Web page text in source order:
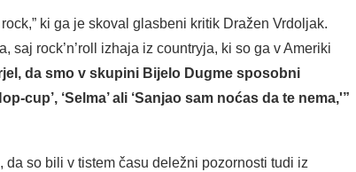
ki ga je skoval glasbeni kritik Dražen Vrdoljak.
rock’n’roll izhaja iz countryja, ki so ga v Ameriki
da smo v skupini Bijelo Dugme sposobni
cup’, ‘Selma’ ali ‘Sanjao sam noćas da te nema,'”
so bili v tistem času deležni pozornosti tudi iz